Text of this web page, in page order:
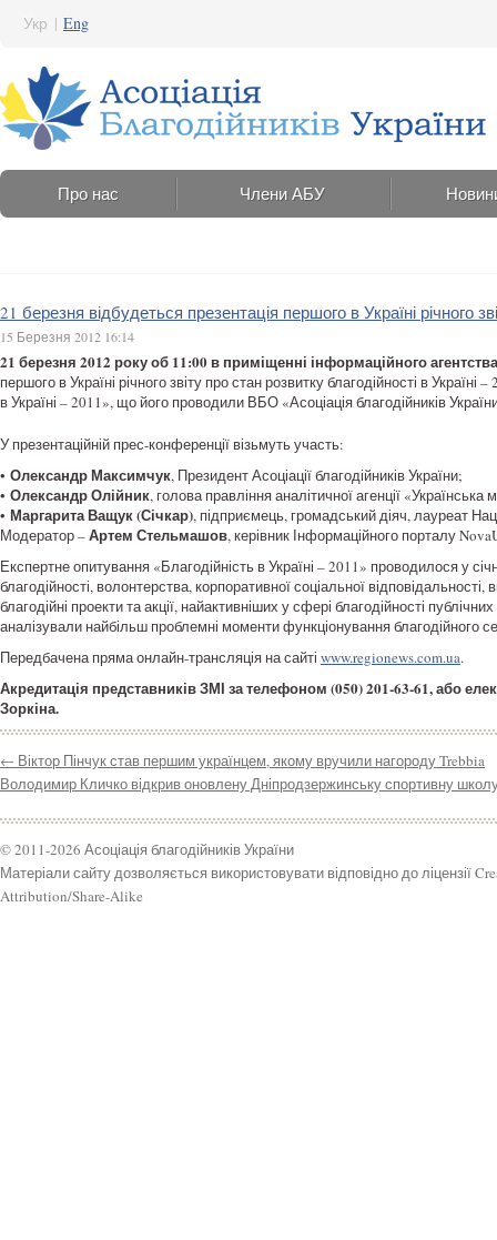
Укр | Eng
Про нас Члени АБУ
21 березня відбудеться презентація першого в Україні річного
15 Березня 2012 16:14
21 березня 2012 року об 11:00 в приміщенні інформаційного
першого в Україні річного звіту про стан розвитку благодійності в
в Україні – 2011», що його проводили ВБО «Асоціація благодійників
У презентаційній прес-конференції візьмуть участь:
• Олександр Максимчук, Президент Асоціації благодійників України;
• Олександр Олійник, голова правління аналітичної агенції «Українська
• Маргарита Ващук (Січкар), підприємець, громадський діяч, лауреат
Модератор –Артем Стельмашов, керівник Інформаційного порталу
Експертне опитування «Благодійність в Україні – 2011» проводилося у
благодійності, волонтерства, корпоративної соціальної
благодійні проекти та акції, найактивніших у сфері благодійності
аналізували найбільш проблемні моменти функціонування благодійного
Передбачена пряма онлайн-трансляція на сайті www.regionews.com.ua.
Акредитація представників ЗМІ за телефоном (050) 201-63-61, або
Зоркіна.
← Віктор Пінчук став першим українцем, якому вручили нагороду Trebbia
Володимир Кличко відкрив оновлену Дніпродзержинську спортивну
© 2011-2026 Асоціація благодійників України
Матеріали сайту дозволяється використовувати відповідно до ліцензії
Attribution/Share-Alike